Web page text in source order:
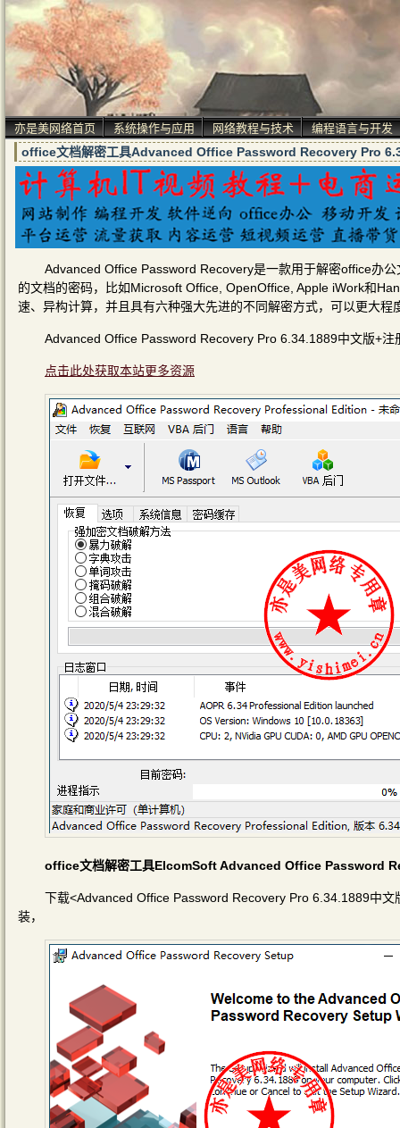
亦是美网络首页 系统操作与应用 网络教程与技术 编程语言与开发
office文档解密工具Advanced Office Password Recovery Pro
Advanced Office Password Recovery是一款用于解密office办
的文档的密码，比如Microsoft Office, OpenOffice, Apple iWork和
速、异构计算，并且具有六种强大先进的不同解密方式，可以更大
Advanced Office Password Recovery Pro 6.34.1889中文版+注
点击此处获取本站更多资源
office文档解密工具ElcomSoft Advanced Office Password
下载<Advanced Office Password Recovery Pro 6.34.1889中
装，